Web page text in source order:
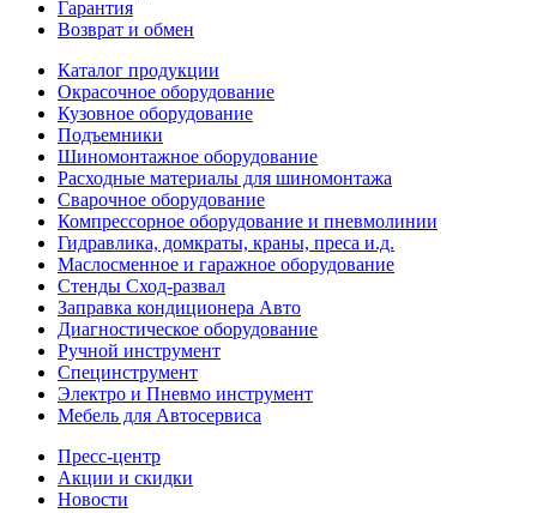
Гарантия
Возврат и обмен
Каталог продукции
Окрасочное оборудование
Кузовное оборудование
Подъемники
Шиномонтажное оборудование
Расходные материалы для шиномонтажа
Сварочное оборудование
Компрессорное оборудование и пневмолинии
Гидравлика, домкраты, краны, преса и.д.
Маслосменное и гаражное оборудование
Стенды Сход-развал
Заправка кондиционера Авто
Диагностическое оборудование
Ручной инструмент
Специнструмент
Электро и Пневмо инструмент
Мебель для Автосервиса
Пресс-центр
Акции и скидки
Новости